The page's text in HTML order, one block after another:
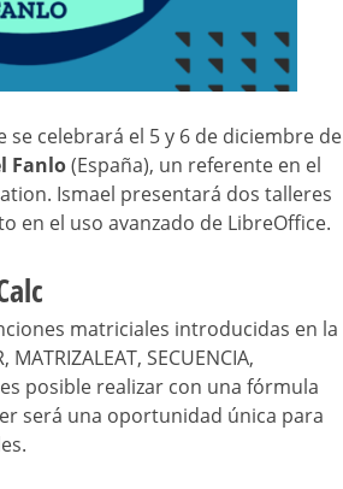
se celebrará el 5 y 6 de diciembre de
Fanlo(España), un referente en el
Ismael presentará dos talleres
en el uso avanzado de LibreOffice.
matriciales introducidas en la
SECUENCIA,
es posible realizar con una fórmula
será una oportunidad única para